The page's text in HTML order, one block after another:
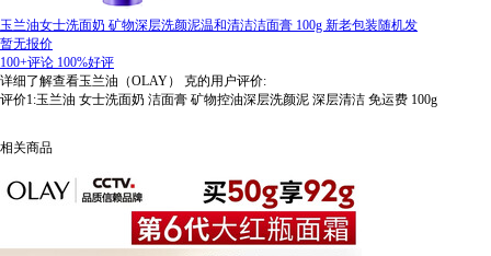
玉兰油女士洗面奶 矿物深层洗颜泥温和清洁洁面膏 100g 新老包装随机发
暂无报价
100+评论 100%好评
详细了解查看玉兰油（OLAY） 克的用户评价:
评价1:玉兰油 女士洗面奶 洁面膏 矿物控油深层洗颜泥 深层清洁 免运费 100g
相关商品